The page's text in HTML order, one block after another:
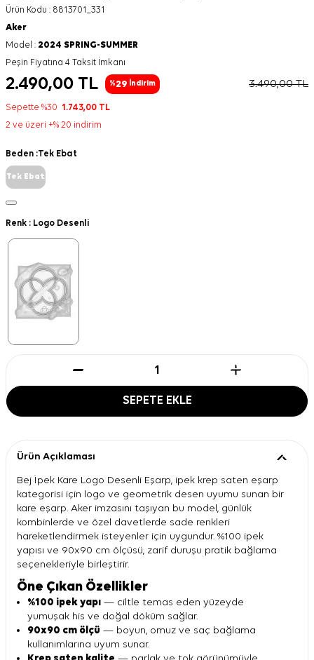
Ürün Kodu : 8813701_331
Aker
Model : 2024 SPRING-SUMMER
Peşin Fiyatına 4 Taksit İmkanı
2.490,00 TL %29 İndirim 3.490,00TL
Sepette %30 1.743,00 TL
2 ve üzeri +% 20 indirim
Beden :Tek Ebat
Tek Ebat
Renk : Logo Desenli
SEPETE EKLE
Ürün Açıklaması
Bej İpek Kare Logo Desenli Eşarp, ipek krep saten eşarp
kategorisi için logo ve geometrik desen uyumu sunan bir
kare eşarp. Aker imzasını taşıyan bu model, günlük
kombinlerde ve özel davetlerde sade renkleri
hareketlendirmek isteyenler için uygundur. %100 ipek
yapısı ve 90x90 cm ölçüsü, zarif duruşu pratik bağlama
seçenekleriyle birleştirir.
Öne Çıkan Özellikler
%100 ipek yapı — ciltle temas eden yüzeyde
yumuşak his ve doğal döküm sağlar.
90x90 cm ölçü — boyun, omuz ve saç bağlama
kullanımlarına uyum sunar.